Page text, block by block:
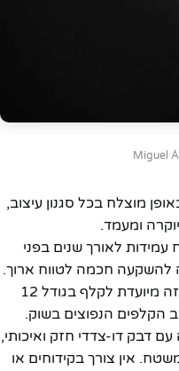
מוצלח בכל סגנון עיצוב,
ומעמד.
לאורך שנים בפני
להשקעה חכמה לטווח ארוך.
המזוזה מיועדת לקלף בגודל 12
הקלפים הנפוצים בשוק.
עם דבק דו-צדדי חזק ואיכותי,
אין צורך בקידוחים או